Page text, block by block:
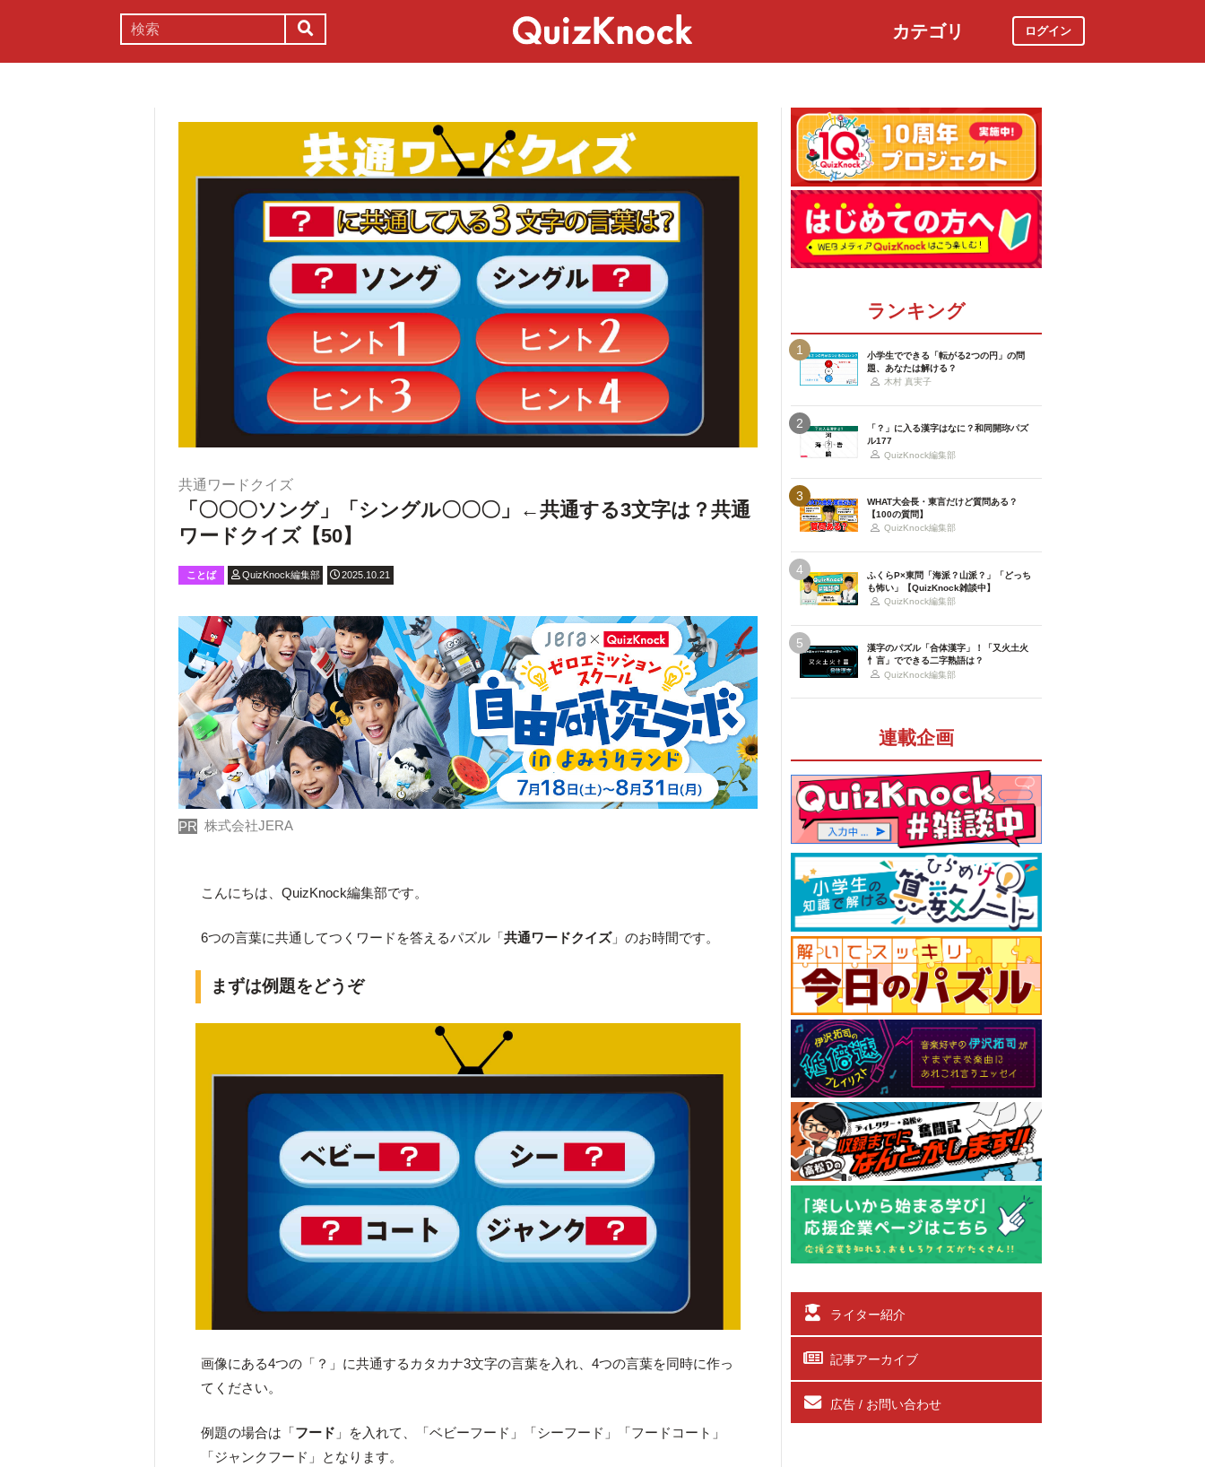
カテゴリ ログイン
共通ワードクイズ
「〇〇〇ソング」「シングル〇〇〇」←共通する3文字は？共通
ワードクイズ【50】
ことば QuizKnock編集部 2025.10.21
PR 株式会社JERA
こんにちは、QuizKnock編集部です。
6つの言葉に共通してつくワードを答えるパズル「共通ワードクイズ」のお時間です。
まずは例題をどうぞ
画像にある4つの「？」に共通するカタカナ3文字の言葉を入れ、4つの言葉を同時に作っ
てください。
例題の場合は「フード 」を入れて、「ベビーフード」「シーフード」「フードコート」
「ジャンクフード」となります。
ランキング
1
小学生でできる「転がる2つの円」の問
題、あなたは解ける？
木村 真実子
2
「？」に入る漢字はなに？和同開珎パズ
ル177
QuizKnock編集部
3
WHAT大会長・東言だけど質問ある？
【100の質問】
QuizKnock編集部
4
ふくらP×東問「海派？山派？」「どっち
も怖い」【QuizKnock雑談中】
QuizKnock編集部
5
漢字のパズル「合体漢字」！「又火土火
忄言」でできる二字熟語は？
QuizKnock編集部
連載企画
ライター紹介
記事アーカイブ
広告 / お問い合わせ